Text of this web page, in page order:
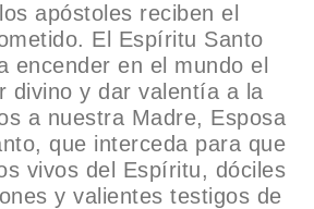
apóstoles reciben el
El Espíritu Santo
encender en el mundo el
divino y dar valentía a la
a nuestra Madre, Esposa
que interceda para que
vivos del Espíritu, dóciles
y valientes testigos de